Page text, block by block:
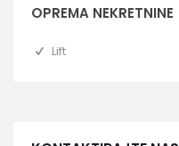
OPREMA NEKRETNINE
Lift